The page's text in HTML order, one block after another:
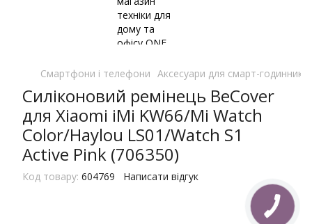
Смартфони і телефони Аксесуари для смарт-годинників
Силіконовий ремінець BeCover
для Xiaomi iMi KW66/Mi Watch
Color/Haylou LS01/Watch S1
Active Pink (706350)
Код товару: 604769 Написати відгук